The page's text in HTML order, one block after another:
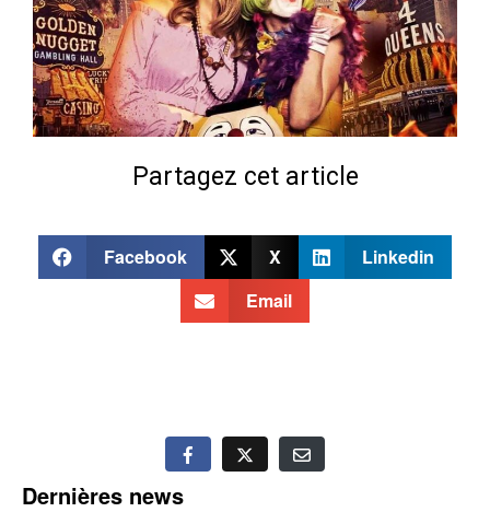
Partagez cet article
Facebook X
Linkedin
Email
Dernières news